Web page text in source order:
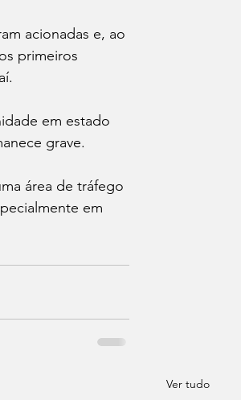
acionadas e, ao
primeiros
em estado
grave.
área de tráfego
em
Ver tudo